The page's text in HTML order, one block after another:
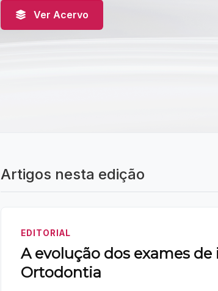
Ver Acervo
Artigos nesta edição
EDITORIAL
A evolução dos exames
Ortodontia